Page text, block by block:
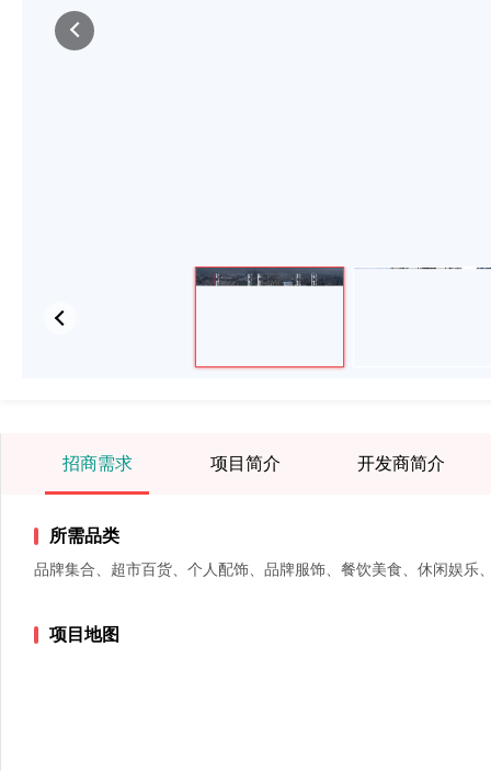
招商需求 项目简介 开发商简介
所需品类
品牌集合、超市百货、个人配饰、品牌服饰、餐饮美食、休闲娱乐
项目地图